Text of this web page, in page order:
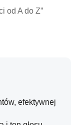
od A do Z”
efektywnej